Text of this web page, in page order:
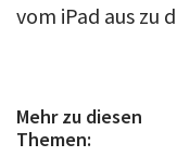
vom iPad aus zu
Mehr zu diesen
Themen: